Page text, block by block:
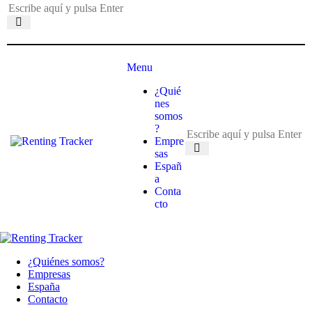
Menu
¿Quié
nes
somos
?
Empre
sas
Españ
a
Conta
cto
¿Quiénes somos?
Empresas
España
Contacto